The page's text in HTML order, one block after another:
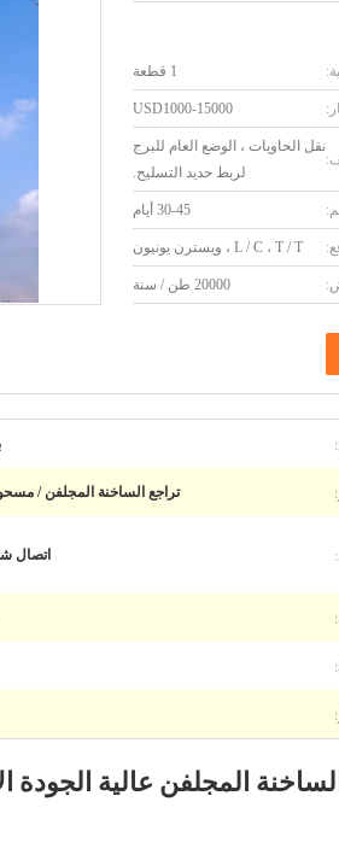
1 قطعة
USD1000-15000
نقل الحاويات ، الوضع العام للبرج
لربط حديد التسليح.
30-45 أيام
L / C ، T / T ، ويسترن يونيون
20000 طن / سنة
تراجع الساخنة المجلفن /
اتصال
المجلفن عالية الجودة